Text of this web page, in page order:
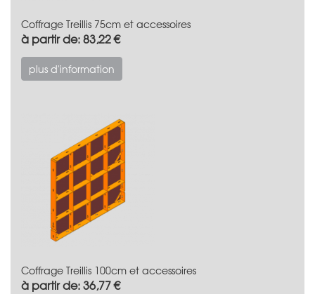
Coffrage Treillis 75cm et accessoires
à partir de: 83,22 €
plus d'information
Coffrage Treillis 100cm et accessoires
à partir de: 36,77 €